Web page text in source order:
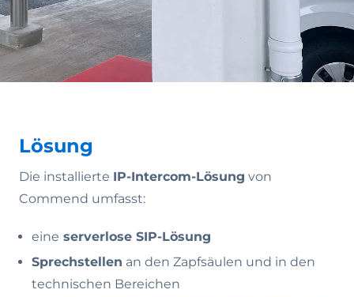
Lösung
Die installierte IP-Intercom-Lösung von
Commend umfasst:
eine serverlose SIP-Lösung
Sprechstellen an den Zapfsäulen und in den
technischen Bereichen